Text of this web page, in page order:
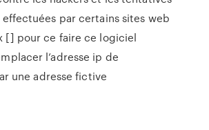
par certains sites web
[] pour ce faire ce logiciel
l’adresse ip de
une adresse fictive